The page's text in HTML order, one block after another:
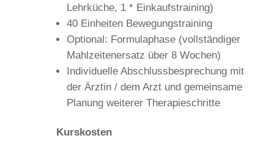
Lehr­kü­che, 1 * Einkaufstraining)
40 Ein­hei­ten Bewegungstraining
Optio­nal: For­mu­lapha­se (voll­stän­di­ger
Mahl­zei­ten­er­satz über 8 Wochen)
Indi­vi­du­el­le Abschluss­be­spre­chung mit
der Ärz­tin / dem Arzt und gemein­sa­me
Pla­nung wei­te­rer Therapieschritte
Kurs­ko­sten